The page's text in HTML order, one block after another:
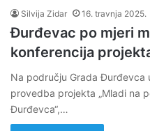
Silvija Zidar 16. travnja 2025.
Đurđevac po mjeri
konferencija
Na području Grada Đurđevca
provedba projekta „Mladi na
Đurđevca“,…